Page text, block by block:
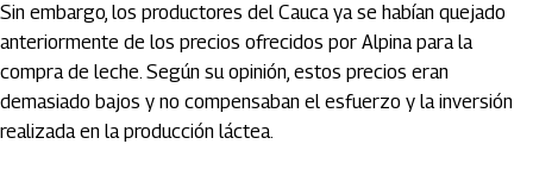
Sin embargo, los productores del Cauca ya se habían quejado
anteriormente de los precios ofrecidos por Alpina para la
compra de leche. Según su opinión, estos precios eran
demasiado bajos y no compensaban el esfuerzo y la inversión
realizada en la producción láctea.